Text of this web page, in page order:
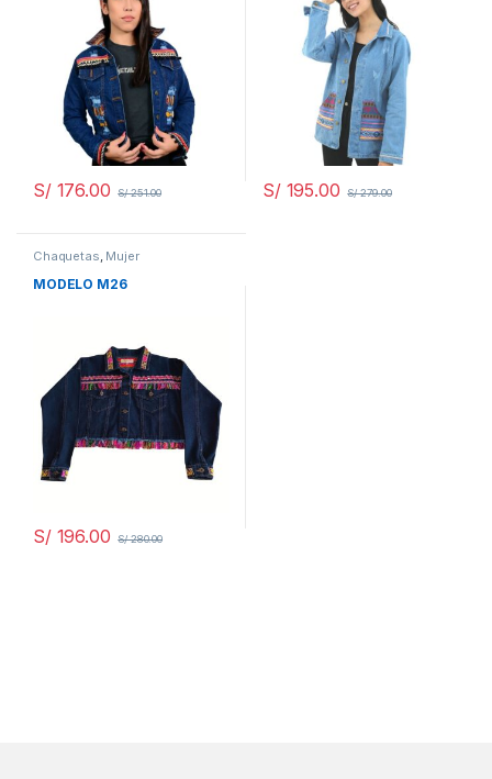
S/176.00 S/251.00 S/195.00 S/279.00
Chaquetas, Mujer
MODELO M26
S/196.00 S/280.00